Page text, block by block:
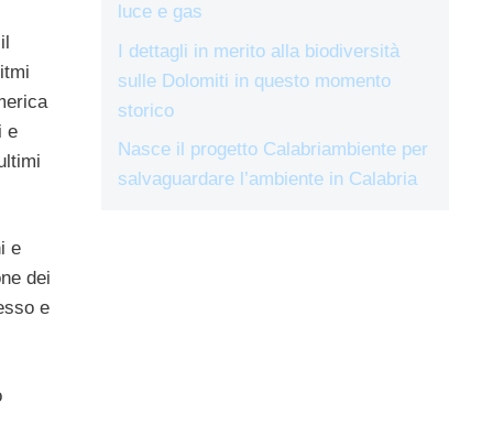
e
e
dei
e
luce e gas
I dettagli in merito alla biodiversità
sulle Dolomiti in questo momento
storico
Nasce il progetto Calabriambiente per
salvaguardare l’ambiente in Calabria